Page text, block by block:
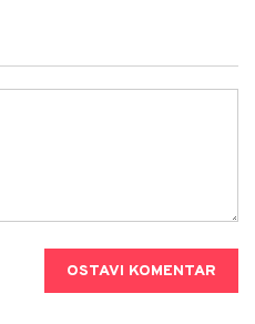
OSTAVI KOMENTAR